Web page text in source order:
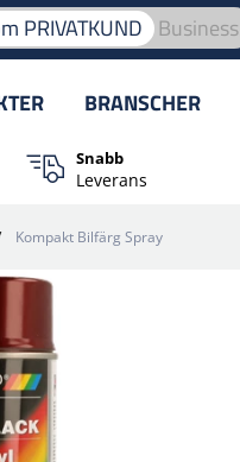
PRIVATKUND Business
BRANSCHER
Snabb
Leverans
Kompakt Bilfärg Spray